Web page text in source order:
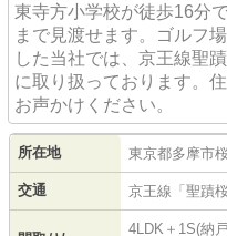
東寺方小学校が徒歩16分
まで見渡せます。ゴルフ
した当社では、京王線聖
に取り扱っております。
お声かけください。
所在地 東京都多摩市
交通 京王線 「 聖蹟
4LDK＋1S(納